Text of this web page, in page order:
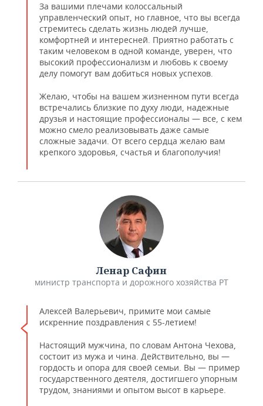
За вашими плечами колоссальный
управленческий опыт, но главное, что вы всегда
стремитесь сделать жизнь людей лучше,
комфортней и интересней. Приятно работать с
таким человеком в одной команде, уверен, что
высокий профессионализм и любовь к своему
делу помогут вам добиться новых успехов.
Желаю, чтобы на вашем жизненном пути всегда
встречались близкие по духу люди, надежные
друзья и настоящие профессионалы — все, с кем
можно смело реализовывать даже самые
сложные задачи. От всего сердца желаю вам
крепкого здоровья, счастья и благополучия!
Ленар Сафин
министр транспорта и дорожного хозяйства РТ
Алексей Валерьевич, примите мои самые
искренние поздравления с 55-летием!
Настоящий мужчина, по словам Антона Чехова,
состоит из мужа и чина. Действительно, вы —
гордость и опора для своей семьи. Вы — пример
государственного деятеля, достигшего упорным
трудом, знаниями и опытом высот в карьере.